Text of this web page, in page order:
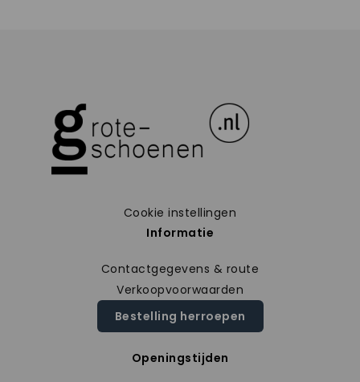
Cookie instellingen
Informatie
Contactgegevens & route
Verkoopvoorwaarden
Bestelling herroepen
Openingstijden